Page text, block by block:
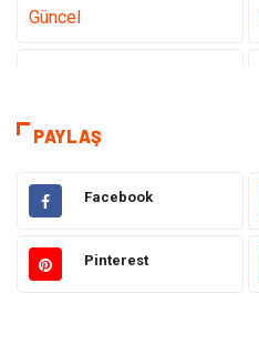
Güncel
Kamera Sistemleri
Elektrik & Elektronik
Güzellik & Bakım
PAYLAŞ
Facebook
Pinterest